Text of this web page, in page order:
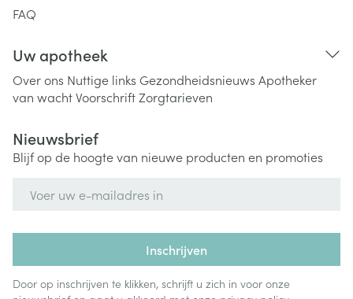
FAQ
Uw apotheek
Over ons Nuttige links Gezondheidsnieuws Apotheker
van wachtVoorschriftZorgtarieven
Nieuwsbrief
Blijf op de hoogte van nieuwe producten en promoties
Inschrijven
Door op inschrijven te klikken, schrijft u zich in voor onze